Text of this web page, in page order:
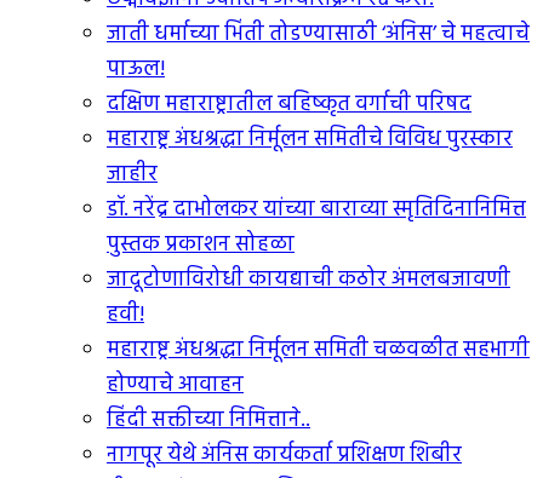
जाती धर्माच्या भिंती तोडण्यासाठी ‘अंनिस’ चे महत्वाचे
पाऊल!
दक्षिण महाराष्ट्रातील बहिष्कृत वर्गाची परिषद
महाराष्ट्र अंधश्रद्धा निर्मूलन समितीचे विविध पुरस्कार
जाहीर
डॉ. नरेंद्र दाभोलकर यांच्या बाराव्या स्मृतिदिनानिमित्त
पुस्तक प्रकाशन सोहळा
जादूटोणाविरोधी कायद्याची कठोर अंमलबजावणी
हवी!
महाराष्ट्र अंधश्रद्धा निर्मूलन समिती चळवळीत सहभागी
होण्याचे आवाहन
हिंदी सक्तीच्या निमित्ताने..
नागपूर येथे अंनिस कार्यकर्ता प्रशिक्षण शिबीर